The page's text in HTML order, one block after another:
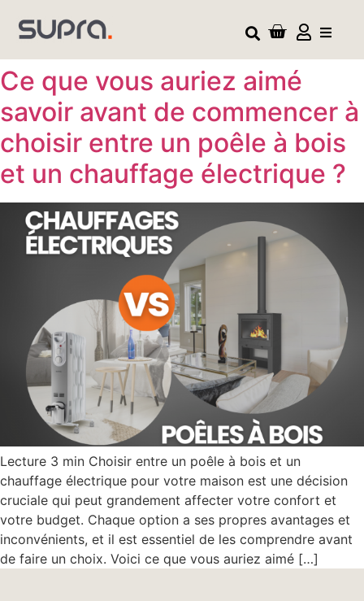
Ce que vous auriez aimé
savoir avant de commencer à
choisir entre un poêle à bois
et un chauffage électrique ?
Lecture 3 min Choisir entre un poêle à bois et un
chauffage électrique pour votre maison est une décision
cruciale qui peut grandement affecter votre confort et
votre budget. Chaque option a ses propres avantages et
inconvénients, et il est essentiel de les comprendre avant
de faire un choix. Voici ce que vous auriez aimé […]